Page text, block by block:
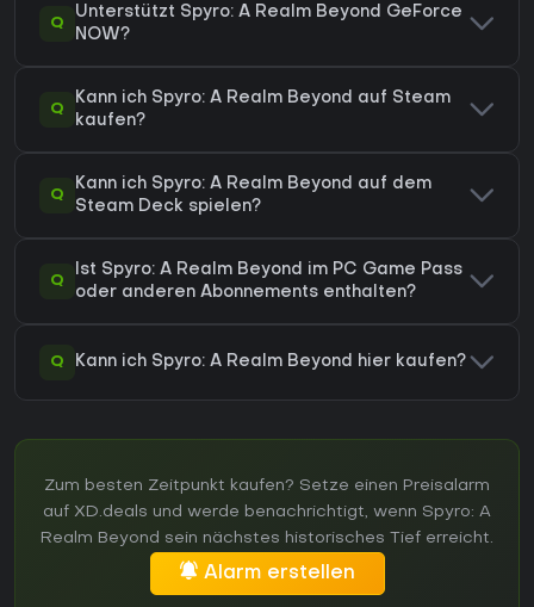
Q
Unterstützt Spyro: A Realm Beyond GeForce
NOW?
Q
Kann ich Spyro: A Realm Beyond auf Steam
kaufen?
Q
Kann ich Spyro: A Realm Beyond auf dem
Steam Deck spielen?
Q
Ist Spyro: A Realm Beyond im PC Game Pass
oder anderen Abonnements enthalten?
Q Kann ich Spyro: A Realm Beyond hier kaufen?
Zum besten Zeitpunkt kaufen? Setze einen Preisalarm
auf XD.deals und werde benachrichtigt, wenn Spyro: A
Realm Beyond sein nächstes historisches Tief erreicht.
Alarm erstellen